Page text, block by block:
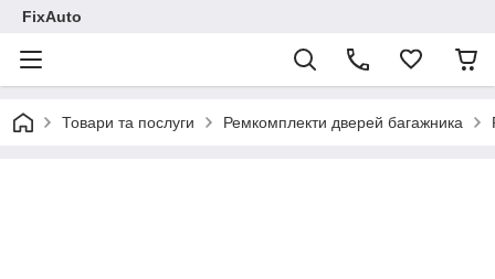
FixAuto
Товари та послуги Ремкомплекти дверей багажника